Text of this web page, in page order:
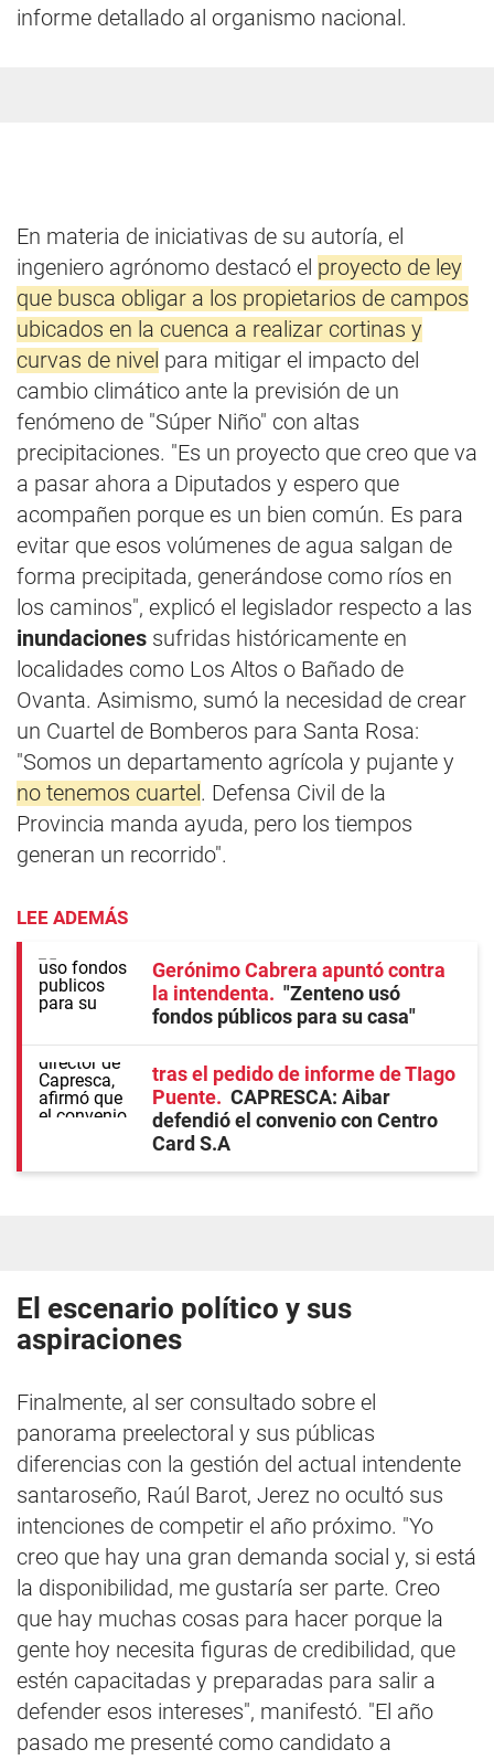
informe detallado al organismo nacional.
En materia de iniciativas de su autoría, el
ingeniero agrónomo destacó el proyecto de ley
que busca obligar a los propietarios de campos
ubicados en la cuenca a realizar cortinas y
curvas de nivel para mitigar el impacto del
cambio climático ante la previsión de un
fenómeno de "Súper Niño" con altas
precipitaciones. "Es un proyecto que creo que va
a pasar ahora a Diputados y espero que
acompañen porque es un bien común. Es para
evitar que esos volúmenes de agua salgan de
forma precipitada, generándose como ríos en
los caminos", explicó el legislador respecto a las
inundaciones sufridas históricamente en
localidades como Los Altos o Bañado de
Ovanta. Asimismo, sumó la necesidad de crear
un Cuartel de Bomberos para Santa Rosa:
"Somos un departamento agrícola y pujante y
no tenemos cuartel . Defensa Civil de la
Provincia manda ayuda, pero los tiempos
generan un recorrido".
LEE ADEMÁS
Gerónimo Cabrera apuntó contra
la intendenta
"Zenteno usó
fondos públicos para su casa"
tras el pedido de informe de TIago
Puente
CAPRESCA: Aibar
defendió el convenio con Centro
Card S.A
El escenario político y sus
aspiraciones
Finalmente, al ser consultado sobre el
panorama preelectoral y sus públicas
diferencias con la gestión del actual intendente
santaroseño, Raúl Barot, Jerez no ocultó sus
intenciones de competir el año próximo. "Yo
creo que hay una gran demanda social y, si está
la disponibilidad, me gustaría ser parte. Creo
que hay muchas cosas para hacer porque la
gente hoy necesita figuras de credibilidad, que
estén capacitadas y preparadas para salir a
defender esos intereses", manifestó. "El año
pasado me presenté como candidato a